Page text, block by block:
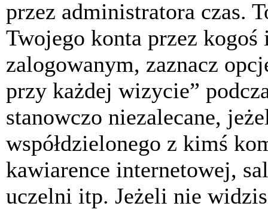
przez administratora czas.
Twojego konta przez kogoś
zalogowanym, zaznacz
przy każdej wizycie”
stanowczo niezalecane,
współdzielonego z kimś
kawiarence internetowej,
uczelni itp. Jeżeli nie